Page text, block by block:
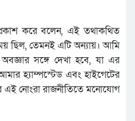
করে বলেন, এই তথাকথিত
ছিল, তেমনই এটি অন্যায়। আমি
সঙ্গে দেখা হবে, যা এর
হ্যাম্পস্টেড এবং হাইগেটের
এই নোংরা রাজনীতিতে মনোযোগ